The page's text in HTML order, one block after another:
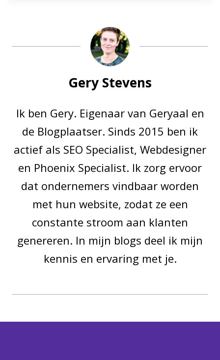
Gery Stevens
Ik ben Gery. Eigenaar van Geryaal en
de Blogplaatser. Sinds 2015 ben ik
actief als SEO Specialist, Webdesigner
en Phoenix Specialist. Ik zorg ervoor
dat ondernemers vindbaar worden
met hun website, zodat ze een
constante stroom aan klanten
genereren. In mijn blogs deel ik mijn
kennis en ervaring met je.